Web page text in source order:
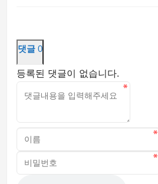
댓글 0
등록된 댓글이 없습니다.